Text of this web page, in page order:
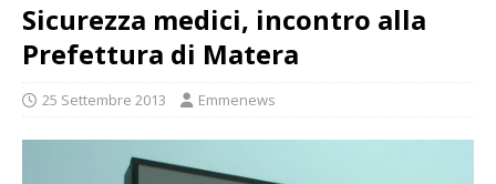
Sicurezza medici, incontro alla
Prefettura di Matera
25 Settembre 2013 Emmenews